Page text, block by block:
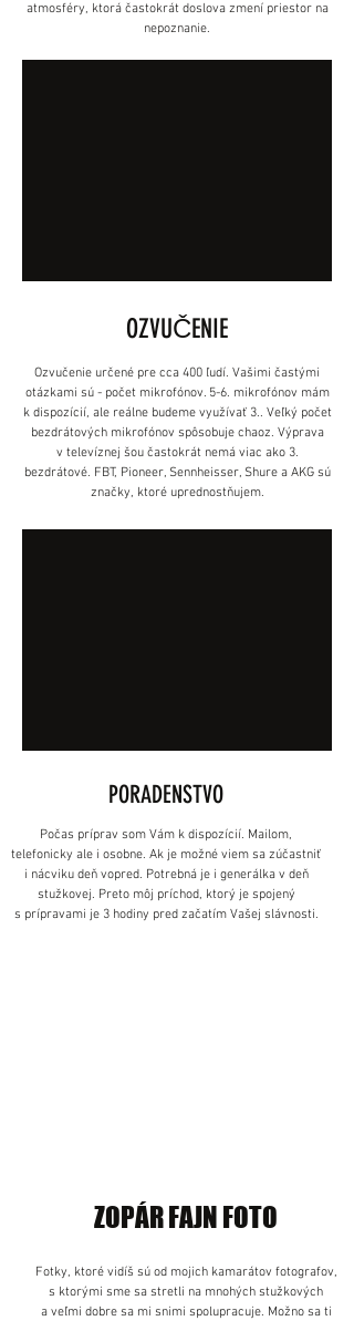
atmosféry, ktorá častokrát doslova zmení priestor na
nepoznanie.
PORADENSTVO
Počas príprav som Vám k dispozícií. Mailom,
telefonicky ale i osobne. Ak je možné viem sa zúčastniť
i nácviku deň vopred. Potrebná je i generálka v deň
stužkovej. Preto môj príchod, ktorý je spojený
s prípravami je 3 hodiny pred začatím Vašej slávnosti.
ZOPÁR FAJN FOTO
Fotky, ktoré vidíš sú od mojich kamarátov fotografov,
s ktorými sme sa stretli na mnohých stužkových
a veľmi dobre sa mi snimi spolupracuje. Možno sa ti
OZVUČENIE
Ozvučenie určené pre cca 400 ľudí. Vašimi častými
otázkami sú - počet mikrofónov. 5-6. mikrofónov mám
k dispozícií, ale reálne budeme využívať 3.. Veľký počet
bezdrátových mikrofónov spôsobuje chaoz. Výprava
v televíznej šou častokrát nemá viac ako 3.
bezdrátové. FBT, Pioneer, Sennheisser, Shure a AKG sú
značky, ktoré uprednostňujem.